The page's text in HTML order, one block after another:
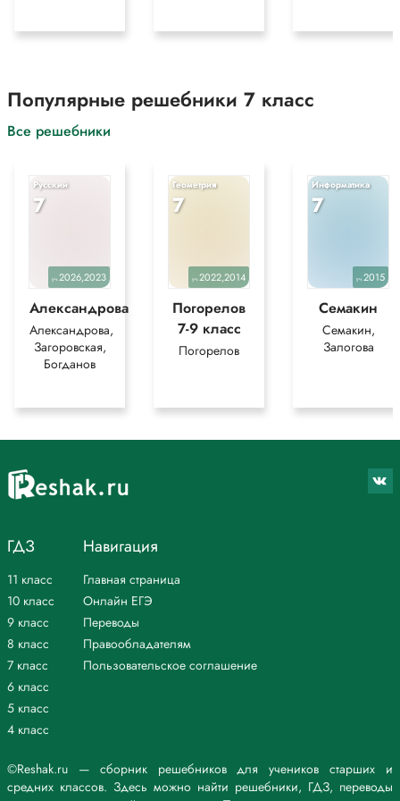
Популярные решебники 7 класс
Все решебники
Русский
7
уч.2026,2023
Александрова
Александрова,
Загоровская,
Богданов
Геометрия
7
уч.2022,2014
Погорелов
7-9 класс
Погорелов
Информатика
7
уч.2015
Семакин
Семакин,
Залогова
©Reshak.ru — сборник решебников для учеников старших и
средних классов. Здесь можно найти решебники, ГДЗ, переводы
ГДЗ
11 класс
10 класс
9 класс
8 класс
7 класс
6 класс
5 класс
4 класс
Навигация
Главная страница
Онлайн ЕГЭ
Переводы
Правообладателям
Пользовательское соглашение